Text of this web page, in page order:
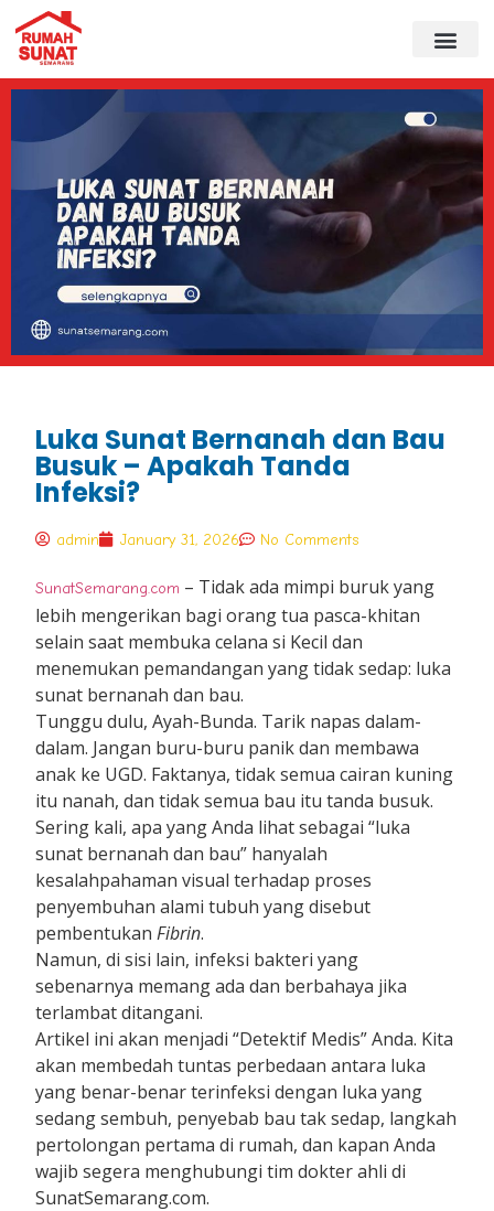
Luka Sunat Bernanah dan Bau
Busuk – Apakah Tanda
Infeksi?
admin January 31, 2026 No Comments
SunatSemarang.com – Tidak ada mimpi buruk yang
lebih mengerikan bagi orang tua pasca-khitan
selain saat membuka celana si Kecil dan
menemukan pemandangan yang tidak sedap: luka
sunat bernanah dan bau.
Tunggu dulu, Ayah-Bunda. Tarik napas dalam-
dalam. Jangan buru-buru panik dan membawa
anak ke UGD. Faktanya, tidak semua cairan kuning
itu nanah, dan tidak semua bau itu tanda busuk.
Sering kali, apa yang Anda lihat sebagai “luka
sunat bernanah dan bau” hanyalah
kesalahpahaman visual terhadap proses
penyembuhan alami tubuh yang disebut
pembentukanFibrin.
Namun, di sisi lain, infeksi bakteri yang
sebenarnya memang ada dan berbahaya jika
terlambat ditangani.
Artikel ini akan menjadi “Detektif Medis” Anda. Kita
akan membedah tuntas perbedaan antara luka
yang benar-benar terinfeksi dengan luka yang
sedang sembuh, penyebab bau tak sedap, langkah
pertolongan pertama di rumah, dan kapan Anda
wajib segera menghubungi tim dokter ahli di
SunatSemarang.com.